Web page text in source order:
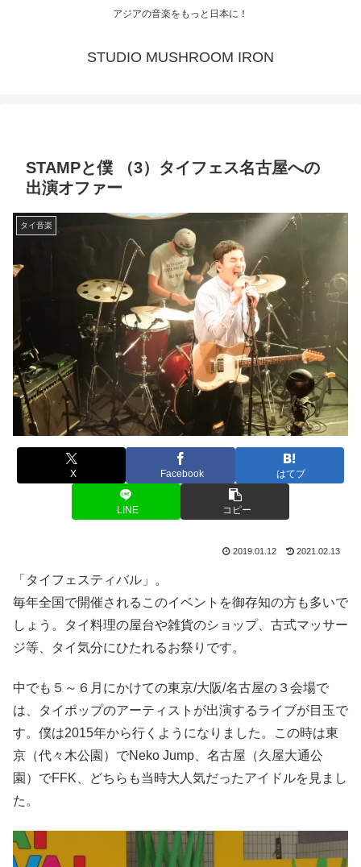
アジアの音楽をもっと日本に！
STUDIO MUSHROOM IRON
STAMPと僕 （3）タイフェス名古屋への
出演オファー
タイ音楽
X Facebook はてブ
LINE コピー
2019.01.12 2021.02.13
「タイフェスティバル」。
毎年全国で開催されるこのイベントを御存知の方も多いで
しょう。タイ料理の屋台や雑貨のショップ、古式マッサー
ジ等、タイ気分にひたれるお祭りです。
中でも５～６月にかけての東京/大阪/名古屋の３会場で
は、タイポップのアーティストが出演するライブが目玉で
す。僕は2015年から行くようになりました。この時は東
京（代々木公園）でNeko Jump、名古屋（久屋大通公
園）でFFK、どちらも当時大人気だったアイドルを見まし
た。